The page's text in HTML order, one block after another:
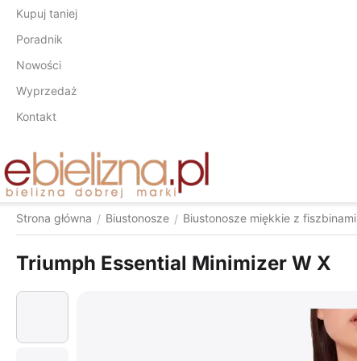
Kupuj taniej
Poradnik
Nowości
Wyprzedaż
Kontakt
Strona główna / Biustonosze / Biustonosze miękkie z fiszbinami
Triumph Essential Minimizer W X